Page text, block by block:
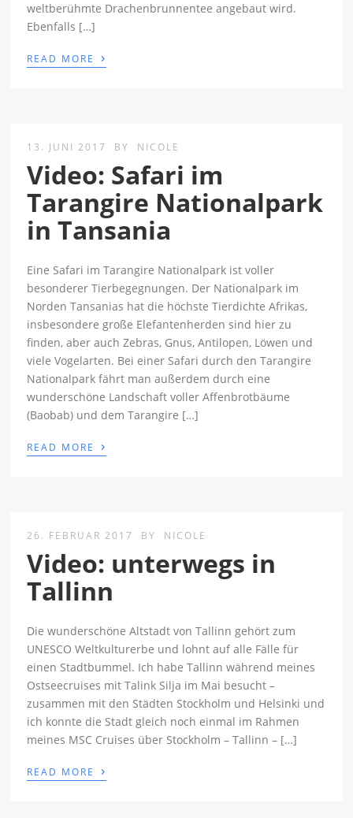
weltberühmte Drachenbrunnentee angebaut wird.
Ebenfalls […]
READ MORE ›
13. JUNI 2017 BY NICOLE
Video: Safari im
Tarangire Nationalpark
in Tansania
Eine Safari im Tarangire Nationalpark ist voller
besonderer Tierbegegnungen. Der Nationalpark im
Norden Tansanias hat die höchste Tierdichte Afrikas,
insbesondere große Elefantenherden sind hier zu
finden, aber auch Zebras, Gnus, Antilopen, Löwen und
viele Vogelarten. Bei einer Safari durch den Tarangire
Nationalpark fährt man außerdem durch eine
wunderschöne Landschaft voller Affenbrotbäume
(Baobab) und dem Tarangire […]
READ MORE ›
26. FEBRUAR 2017 BY NICOLE
Video: unterwegs in
Tallinn
Die wunderschöne Altstadt von Tallinn gehört zum
UNESCO Weltkulturerbe und lohnt auf alle Fälle für
einen Stadtbummel. Ich habe Tallinn während meines
Ostseecruises mit Talink Silja im Mai besucht –
zusammen mit den Städten Stockholm und Helsinki und
ich konnte die Stadt gleich noch einmal im Rahmen
meines MSC Cruises über Stockholm – Tallinn – […]
READ MORE ›